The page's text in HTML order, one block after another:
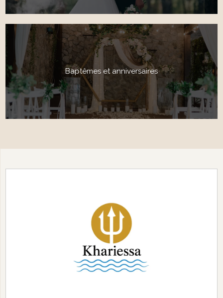
Baptêmes et anniversaires